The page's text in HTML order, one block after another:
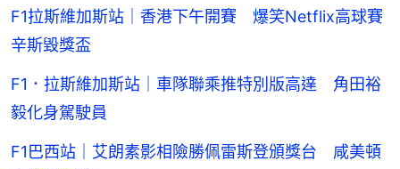
F1拉斯維加斯站｜香港下午開賽 爆笑Netflix高球賽
辛斯毀獎盃
F1．拉斯維加斯站｜車隊聯乘推特別版高達 角田裕
毅化身駕駛員
F1巴西站｜艾朗素影相險勝佩雷斯登頒獎台 咸美頓